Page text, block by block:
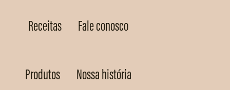
Receitas Fale conosco
Produtos Nossa história